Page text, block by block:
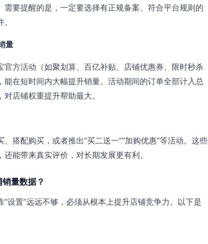
需要提醒的是，一定要选择有正规备案、符合平台规则的
量
官方活动（如聚划算、百亿补贴、店铺优惠券、限时秒杀
能在短时间内大幅提升销量。活动期间的订单全部计入总
店铺权重提升帮助最大。
搭配购买，或者推出“买二送一”“加购优惠”等活动。这些
能带来真实评价，对长期发展更有利。
量数据？
设置”远远不够，必须从根本上提升店铺竞争力。以下是